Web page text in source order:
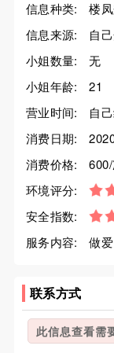
信息种类:
楼
信息来源:
自
小姐数量:
无
小姐年龄:
21
营业时间:
自
消费日期:
消费价格:
环境评分:
安全指数:
服务内容:
做
联系方式
此信息查看需